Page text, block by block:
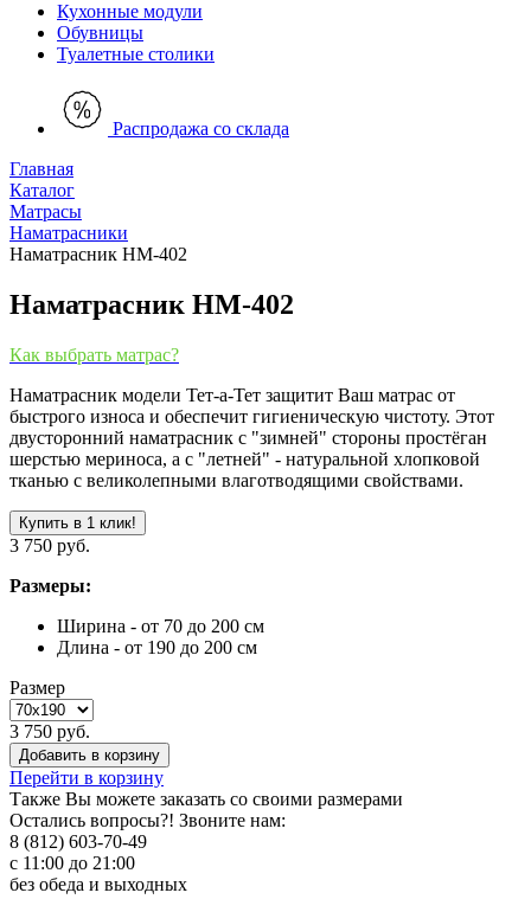
Кухонные модули
Обувницы
Туалетные столики
Распродажа со склада
Главная
Каталог
Матрасы
Наматрасники
Наматрасник НМ-402
Наматрасник НМ-402
Как выбрать матрас?
Наматрасник модели Тет-а-Тет защитит Ваш матрас от
быстрого износа и обеспечит гигиеническую чистоту. Этот
двусторонний наматрасник с "зимней" стороны простёган
шерстью мериноса, а с "летней" - натуральной хлопковой
тканью с великолепными влаготводящими свойствами.
Купить в 1 клик!
3 750 руб.
Размеры:
Ширина - от 70 до 200 см
Длина - от 190 до 200 см
Размер
3 750 руб.
Добавить в корзину
Перейти в корзину
Также Вы можете заказать со своими размерами
Остались вопросы?! Звоните нам:
8 (812) 603-70-49
с 11:00 до 21:00
без обеда и выходных